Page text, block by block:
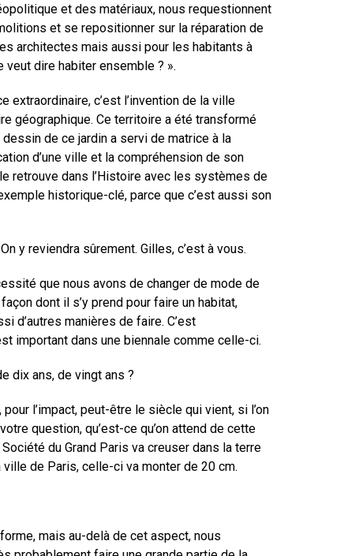
et des matériaux, nous requestionnent
et se repositionner sur la réparation de
architectes mais aussi pour les habitants à
veut dire habiter ensemble ? ».
extraordinaire, c’est l’invention de la ville
géographique. Ce territoire a été transformé
de ce jardin a servi de matrice à la
d’une ville et la compréhension de son
retrouve dans l’Histoire avec les systèmes de
historique-clé, parce que c’est aussi son
y reviendra sûrement. Gilles, c’est à vous.
que nous avons de changer de mode de
dont il s’y prend pour faire un habitat,
d’autres manières de faire. C’est
important dans une biennale comme celle-ci.
dix ans, de vingt ans ?
l’impact, peut-être le siècle qui vient, si l’on
question, qu’est-ce qu’on attend de cette
du Grand Paris va creuser dans la terre
de Paris, celle-ci va monter de 20 cm.
mais au-delà de cet aspect, nous